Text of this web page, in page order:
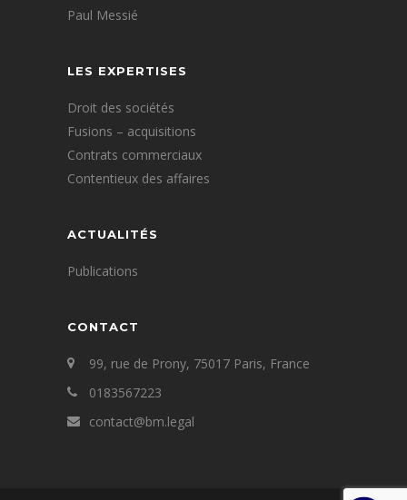
Paul Messié
LES EXPERTISES
Droit des sociétés
Fusions – acquisitions
Contrats commerciaux
Contentieux des affaires
ACTUALITÉS
Publications
CONTACT
99, rue de Prony, 75017 Paris, France
0183567223
contact@bm.legal